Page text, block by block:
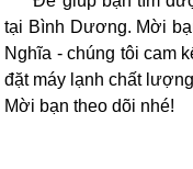
tại Bình Dương. Mời
Nghĩa - chúng tôi cam
đặt máy lạnh chất
Mời bạn theo dõi nhé!